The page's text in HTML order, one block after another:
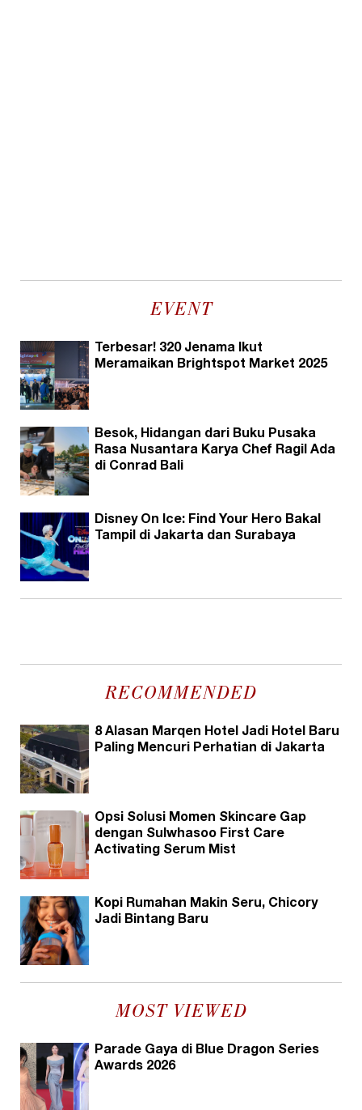
EVENT
Terbesar! 320 Jenama Ikut
Meramaikan Brightspot Market 2025
Besok, Hidangan dari Buku Pusaka
Rasa Nusantara Karya Chef Ragil Ada
di Conrad Bali
Disney On Ice: Find Your Hero Bakal
Tampil di Jakarta dan Surabaya
RECOMMENDED
8 Alasan Marqen Hotel Jadi Hotel Baru
Paling Mencuri Perhatian di Jakarta
Opsi Solusi Momen Skincare Gap
dengan Sulwhasoo First Care
Activating Serum Mist
Kopi Rumahan Makin Seru, Chicory
Jadi Bintang Baru
MOST VIEWED
Parade Gaya di Blue Dragon Series
Awards 2026